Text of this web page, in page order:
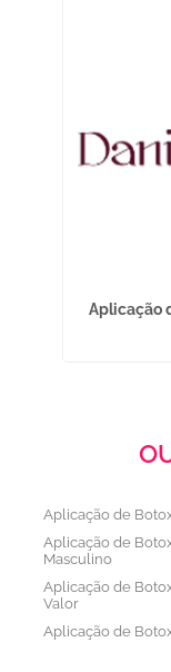
Aplicação
Aplicação de
Aplicação de
Masculino
Aplicação de
Valor
Aplicação de